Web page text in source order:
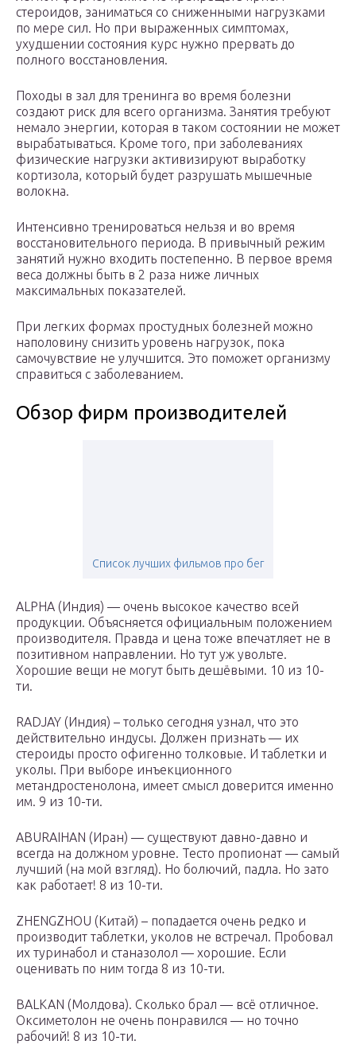
стероидов, заниматься со сниженными нагрузками
по мере сил. Но при выраженных симптомах,
ухудшении состояния курс нужно прервать до
полного восстановления.
Походы в зал для тренинга во время болезни
создают риск для всего организма. Занятия требуют
немало энергии, которая в таком состоянии не может
вырабатываться. Кроме того, при заболеваниях
физические нагрузки активизируют выработку
кортизола, который будет разрушать мышечные
волокна.
Интенсивно тренироваться нельзя и во время
восстановительного периода. В привычный режим
занятий нужно входить постепенно. В первое время
веса должны быть в 2 раза ниже личных
максимальных показателей.
При легких формах простудных болезней можно
наполовину снизить уровень нагрузок, пока
самочувствие не улучшится. Это поможет организму
справиться с заболеванием.
Обзор фирм производителей
Список лучших фильмов про бег
ALPHA (Индия) — очень высокое качество всей
продукции. Объясняется официальным положением
производителя. Правда и цена тоже впечатляет не в
позитивном направлении. Но тут уж увольте.
Хорошие вещи не могут быть дешёвыми. 10 из 10-
ти.
RADJAY (Индия) – только сегодня узнал, что это
действительно индусы. Должен признать — их
стероиды просто офигенно толковые. И таблетки и
уколы. При выборе инъекционного
метандростенолона, имеет смысл доверится именно
им. 9 из 10-ти.
ABURAIHAN (Иран) — существуют давно-давно и
всегда на должном уровне. Тесто пропионат — самый
лучший (на мой взгляд). Но болючий, падла. Но зато
как работает! 8 из 10-ти.
ZHENGZHOU (Китай) – попадается очень редко и
производит таблетки, уколов не встречал. Пробовал
их туринабол и станазолол — хорошие. Если
оценивать по ним тогда 8 из 10-ти.
BALKAN (Молдова). Сколько брал — всё отличное.
Оксиметолон не очень понравился — но точно
рабочий! 8 из 10-ти.